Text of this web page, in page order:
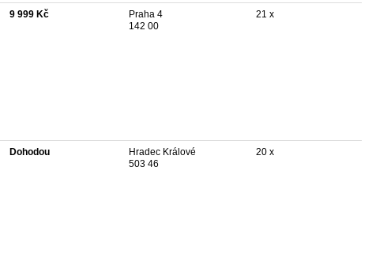
9 999 Kč
Praha 4
142 00
21 x
Dohodou
Hradec Králové
503 46
20 x